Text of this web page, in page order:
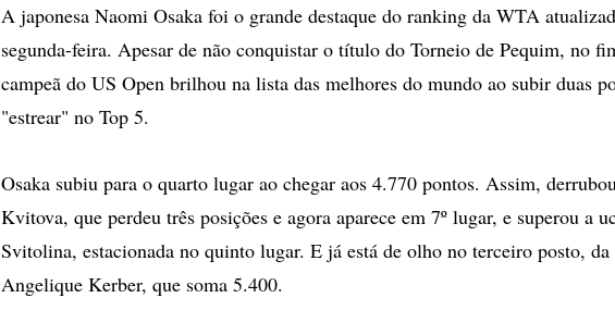
compartilhamento
A japonesa Naomi Osaka foi o grande destaque do ranking da WTA
segunda-feira. Apesar de não conquistar o título do Torneio de Pequim, no
campeã do US Open brilhou na lista das melhores do mundo ao subir duas
"estrear" no Top 5.
Osaka subiu para o quarto lugar ao chegar aos 4.770 pontos. Assim,
Kvitova, que perdeu três posições e agora aparece em 7º lugar, e superou a
Svitolina, estacionada no quinto lugar. E já está de olho no terceiro posto, da
Angelique Kerber, que soma 5.400.